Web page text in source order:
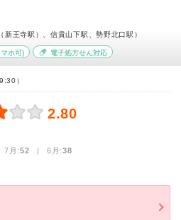
王寺駅）、信貴山下駅、勢野北口駅）
ホ可) 電子処方せん対応
）
2.80
7月:52 | 6月:38